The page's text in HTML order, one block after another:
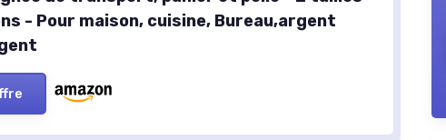
- Pour maison, cuisine, Bureau,argent